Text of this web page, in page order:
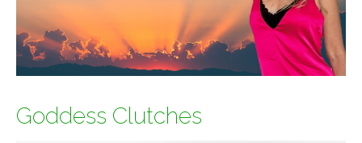
Goddess Clutches